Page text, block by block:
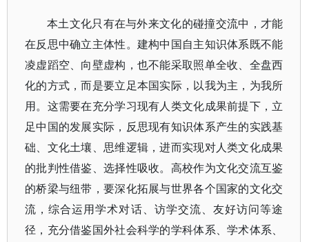
本土文化只有在与外来文化的碰撞交流中，才能
在反思中确立主体性。建构中国自主知识体系既不能
凌虚蹈空、向壁虚构，也不能采取照单全收、全盘西
化的方式，而是要立足本国实际，以我为主，为我所
用。这需要在充分学习现有人类文化成果前提下，立
足中国的发展实际，反思现有知识体系产生的实践基
础、文化土壤、思维逻辑，进而实现对人类文化成果
的批判性借鉴、选择性吸收。高校作为文化交流互鉴
的桥梁与纽带，要深化拓展与世界各个国家的文化交
流，综合运用学术对话、访学交流、友好访问等途
径，充分借鉴国外社会科学的学科体系、学术体系、